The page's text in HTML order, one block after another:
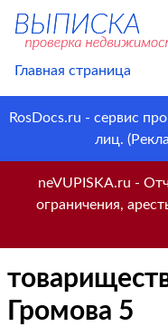
Главная страница
RosDocs.ru - сервис
лиц.
neVUPISKA.ru -
ограничения,
Громова 5